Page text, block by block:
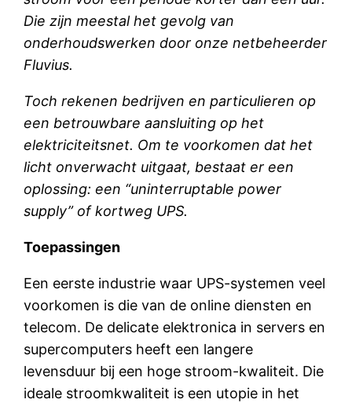
Die zijn meestal het gevolg van
onderhoudswerken door onze netbeheerder
Fluvius.
Toch rekenen bedrijven en particulieren op
een betrouwbare aansluiting op het
elektriciteitsnet. Om te voorkomen dat het
licht onverwacht uitgaat, bestaat er een
oplossing: een “uninterruptable power
supply” of kortweg UPS.
Toepassingen
Een eerste industrie waar UPS-systemen veel
voorkomen is die van de online diensten en
telecom. De delicate elektronica in servers en
supercomputers heeft een langere
levensduur bij een hoge stroom-kwaliteit. Die
ideale stroomkwaliteit is een utopie in het